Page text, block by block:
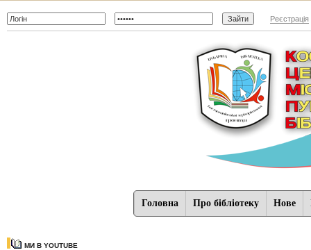
Реєстрація
Головна Про бібліотеку Нове
МИ В YOUTUBE